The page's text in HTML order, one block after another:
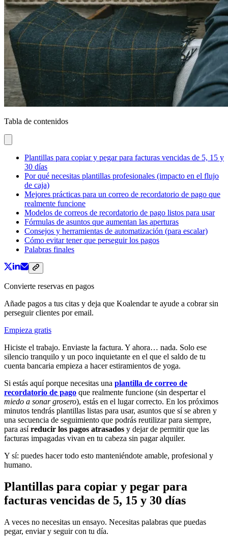
Tabla de contenidos
Plantillas para copiar y pegar para facturas vencidas de 5, 15 y
30 días
Por qué necesitas plantillas profesionales (impacto en el flujo
de caja)
Mejores prácticas para un correo de recordatorio de pago que
realmente funcione
Modelos de correos de recordatorio de pago listos para usar
Fórmulas de asuntos que aumentan las aperturas
Consejos y herramientas de automatización (para escalar)
Cómo evitar tener que perseguir los pagos
Palabras finales
Convierte reservas en pagos
Añade pagos a tus citas y deja que Koalendar te ayude a cobrar sin
perseguir clientes por email.
Empieza gratis
Hiciste el trabajo. Enviaste la factura. Y ahora… nada. Solo ese
silencio tranquilo y un poco inquietante en el que el saldo de tu
cuenta bancaria empieza a hacer estiramientos de yoga.
Si estás aquí porque necesitas una plantilla de correo de
recordatorio de pago que realmente funcione (sin despertar el
miedo a sonar grosero), estás en el lugar correcto. En los próximos
minutos tendrás plantillas listas para usar, asuntos que sí se abren y
una secuencia de seguimiento que podrás reutilizar para siempre,
para asíreducir los pagos atrasados y dejar de permitir que las
facturas impagadas vivan en tu cabeza sin pagar alquiler.
Y sí: puedes hacer todo esto manteniéndote amable, profesional y
humano.
Plantillas para copiar y pegar para
facturas vencidas de 5, 15 y 30 días
A veces no necesitas un ensayo. Necesitas palabras que puedas
pegar, enviar y seguir con tu día.